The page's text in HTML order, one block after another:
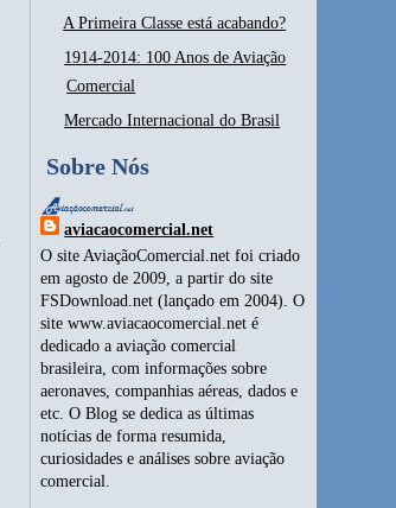
A Primeira Classe está acabando?
1914-2014: 100 Anos de Aviação
Comercial
Mercado Internacional do Brasil
Sobre Nós
aviacaocomercial.net
O site AviaçãoComercial.net foi criado
em agosto de 2009, a partir do site
FSDownload.net (lançado em 2004). O
site www.aviacaocomercial.net é
dedicado a aviação comercial
brasileira, com informações sobre
aeronaves, companhias aéreas, dados e
etc. O Blog se dedica as últimas
notícias de forma resumida,
curiosidades e análises sobre aviação
comercial.